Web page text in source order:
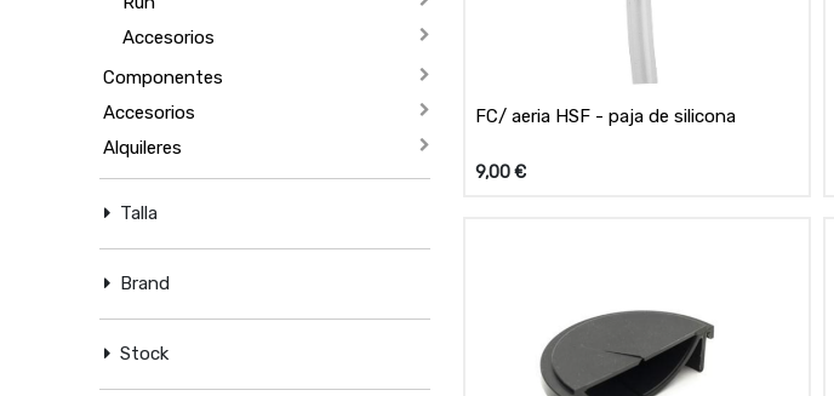
Accesorios
Componentes
Accesorios
Alquileres
Talla
Brand
Stock
FC/ aeria HSF - paja de silicona
9,00€